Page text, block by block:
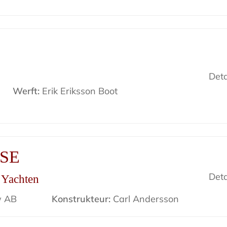
Werft:Erik Eriksson Boot
AB Konstrukteur:Carl Andersson